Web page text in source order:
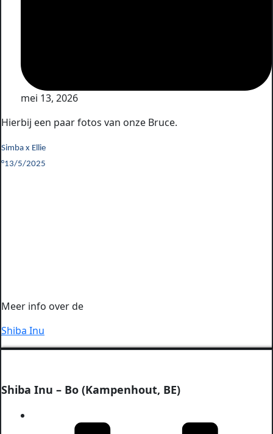
mei 13, 2026
Hierbij een paar fotos van onze Bruce.
Simba x Ellie
°13/5/2025
Meer info over de
Shiba Inu
Shiba Inu – Bo (Kampenhout, BE)